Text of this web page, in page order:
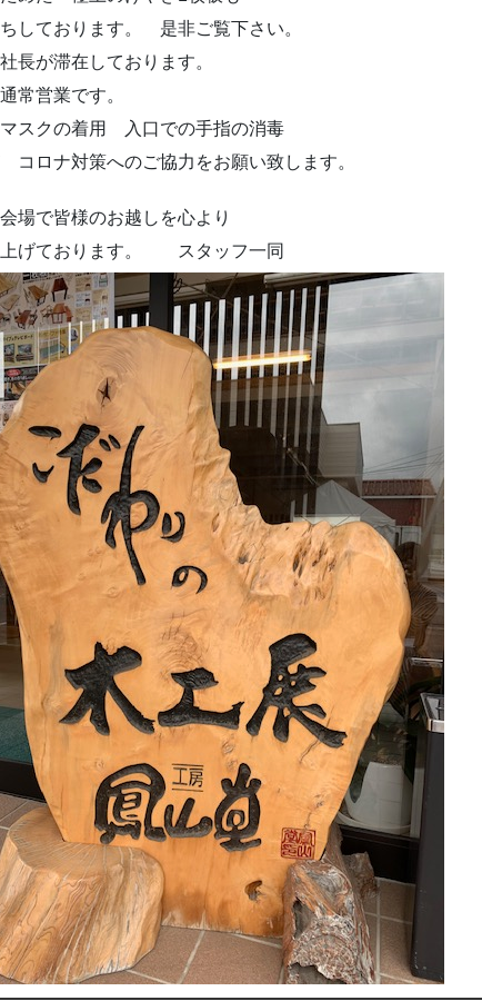
しております。 是非ご覧下さい。
長が滞在しております。
常営業です。
クの着用 入口での手指の消毒
コロナ対策へのご協力をお願い致します。
で皆様のお越しを心より
上げております。 スタッフ一同